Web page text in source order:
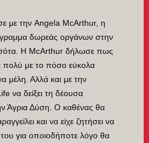
με την Angela McArthur, η
δωρεάς οργάνων στην
Η McArthur δήλωσε πως
πολύ με το πόσο εύκολα
μέλη. Αλλά και με την
να δείξει τη δέουσα
Άγρια Δύση. Ο καθένας θα
και να είχε ζητήσει να
για οποιοδήποτε λόγο θα